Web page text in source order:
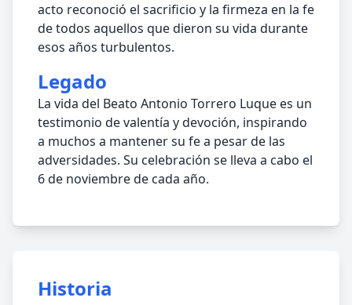
acto reconoció el sacrificio y la firmeza en la fe
de todos aquellos que dieron su vida durante
esos años turbulentos.
Legado
La vida del Beato Antonio Torrero Luque es un
testimonio de valentía y devoción, inspirando
a muchos a mantener su fe a pesar de las
adversidades. Su celebración se lleva a cabo el
6 de noviembre de cada año.
Historia